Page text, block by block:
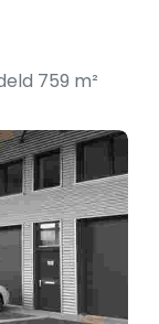
759 m²